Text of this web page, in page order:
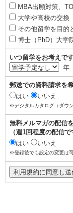
MBA出願対策、
大学や高校の交換
その他留学を目的
博士（PhD）大学
いつ留学をお考えで
年
郵送での資料請求を
はい
いいえ
※デジタルカタログ（ダウ
無料メルマガの配信
（週1回程度の配信で
はい
いいえ
※登録後でも設定の変更は可